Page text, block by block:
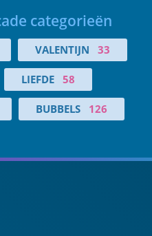
categorieën
VALENTIJN 33
LIEFDE 58
BUBBELS 126